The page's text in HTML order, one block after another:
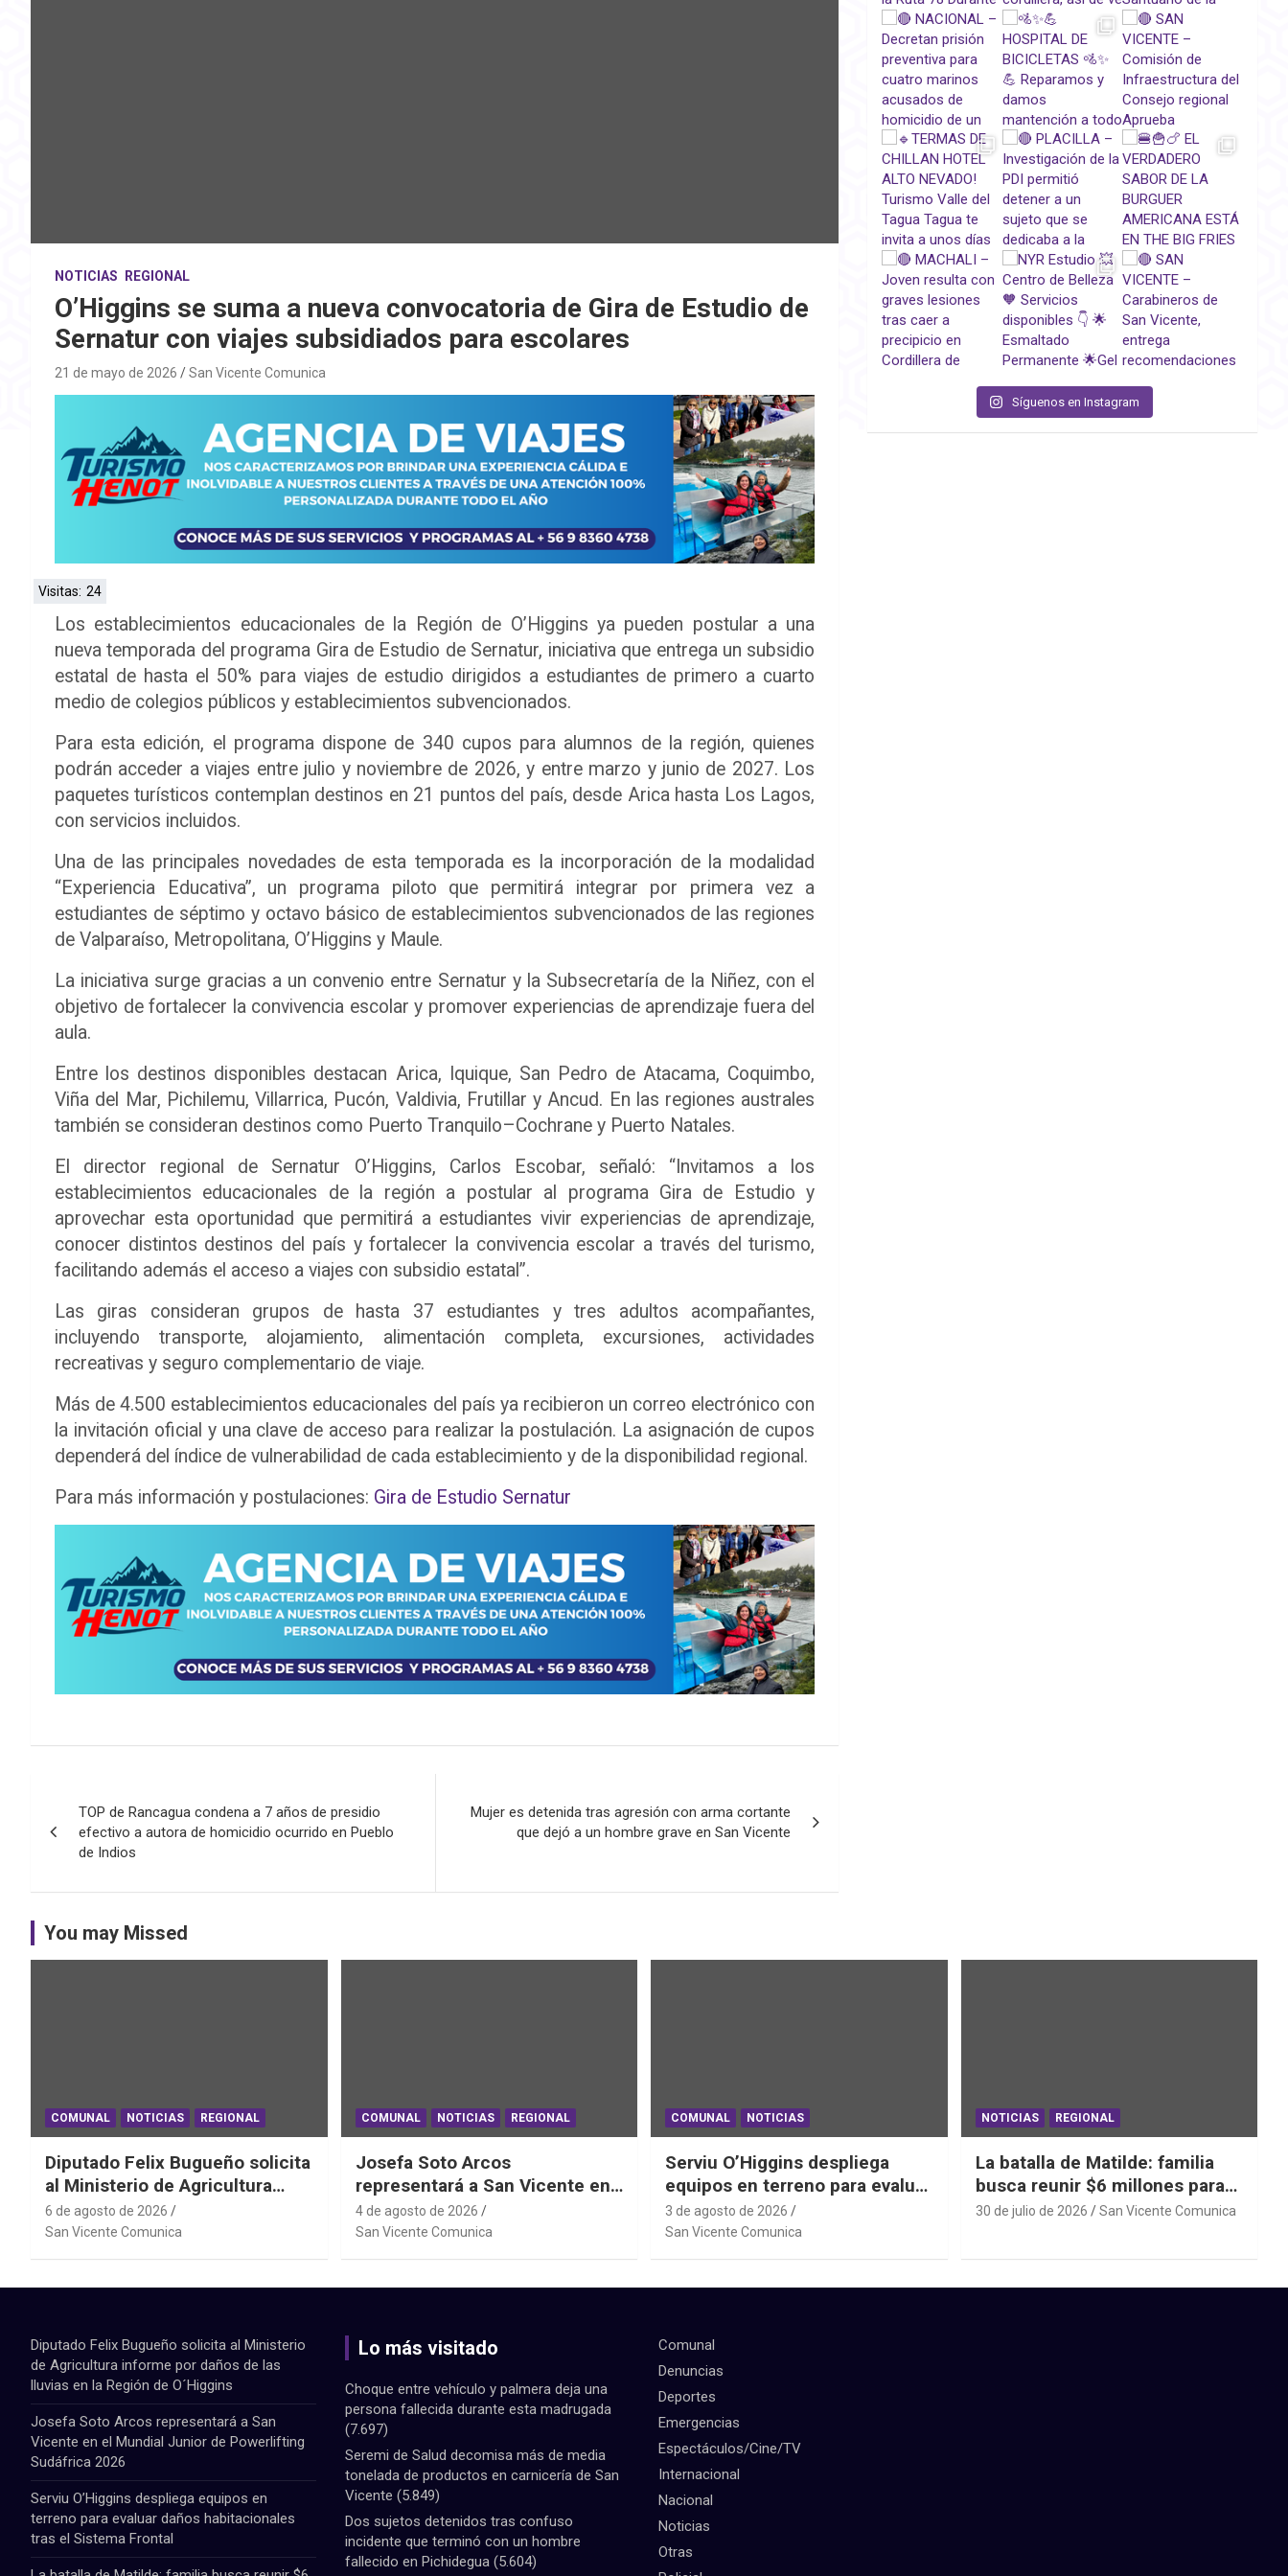
NOTICIAS REGIONAL
O’Higgins se suma a nueva convocatoria de Gira de Estudio de
Sernatur con viajes subsidiados para escolares
21 de mayo de 2026 San Vicente Comunica
Visitas: 24
Los establecimientos educacionales de la Región de O’Higgins ya pueden postular a una
nueva temporada del programa Gira de Estudio de Sernatur, iniciativa que entrega un subsidio
estatal de hasta el 50% para viajes de estudio dirigidos a estudiantes de primero a cuarto
medio de colegios públicos y establecimientos subvencionados.
Para esta edición, el programa dispone de 340 cupos para alumnos de la región, quienes
podrán acceder a viajes entre julio y noviembre de 2026, y entre marzo y junio de 2027. Los
paquetes turísticos contemplan destinos en 21 puntos del país, desde Arica hasta Los Lagos,
con servicios incluidos.
Una de las principales novedades de esta temporada es la incorporación de la modalidad
“Experiencia Educativa”, un programa piloto que permitirá integrar por primera vez a
estudiantes de séptimo y octavo básico de establecimientos subvencionados de las regiones
de Valparaíso, Metropolitana, O’Higgins y Maule.
La iniciativa surge gracias a un convenio entre Sernatur y la Subsecretaría de la Niñez, con el
objetivo de fortalecer la convivencia escolar y promover experiencias de aprendizaje fuera del
aula.
Entre los destinos disponibles destacan Arica, Iquique, San Pedro de Atacama, Coquimbo,
Viña del Mar, Pichilemu, Villarrica, Pucón, Valdivia, Frutillar y Ancud. En las regiones australes
también se consideran destinos como Puerto Tranquilo–Cochrane y Puerto Natales.
El director regional de Sernatur O’Higgins, Carlos Escobar, señaló: “Invitamos a los
establecimientos educacionales de la región a postular al programa Gira de Estudio y
aprovechar esta oportunidad que permitirá a estudiantes vivir experiencias de aprendizaje,
conocer distintos destinos del país y fortalecer la convivencia escolar a través del turismo,
facilitando además el acceso a viajes con subsidio estatal”.
Las giras consideran grupos de hasta 37 estudiantes y tres adultos acompañantes,
incluyendo transporte, alojamiento, alimentación completa, excursiones, actividades
recreativas y seguro complementario de viaje.
Más de 4.500 establecimientos educacionales del país ya recibieron un correo electrónico con
la invitación oficial y una clave de acceso para realizar la postulación. La asignación de cupos
dependerá del índice de vulnerabilidad de cada establecimiento y de la disponibilidad regional.
Para más información y postulaciones: Gira de Estudio Sernatur
de
TOP de Rancagua condena a 7 años de presidio
efectivo a autora de homicidio ocurrido en Pueblo
de Indios
Mujer es detenida tras agresión con arma cortante
que dejó a un hombre grave en San Vicente
Síguenos en Instagram
You may Missed
COMUNAL NOTICIAS REGIONAL
Diputado Felix Bugueño solicita
al Ministerio de Agricultura
informe por daños de las lluvias
en la Región de O´Higgins
6 de agosto de 2026
San Vicente Comunica
COMUNAL NOTICIAS REGIONAL
Josefa Soto Arcos
representará a San Vicente en
el Mundial Junior de
Powerlifting Sudáfrica 2026
4 de agosto de 2026
San Vicente Comunica
COMUNAL NOTICIAS
Serviu O’Higgins despliega
equipos en terreno para evaluar
daños habitacionales tras el
Sistema Frontal
3 de agosto de 2026
San Vicente Comunica
NOTICIAS REGIONAL
La batalla de Matilde: familia
busca reunir $6 millones para
una cirugía que no puede
30 de julio de 2026 San Vicente Comunica
Diputado Felix Bugueño solicita al Ministerio
de Agricultura informe por daños de las
lluvias en la Región de O´Higgins
Josefa Soto Arcos representará a San
Vicente en el Mundial Junior de Powerlifting
Sudáfrica 2026
Serviu O’Higgins despliega equipos en
terreno para evaluar daños habitacionales
tras el Sistema Frontal
Lo más visitado
Choque entre vehículo y palmera deja una
persona fallecida durante esta madrugada
(7.697)
Seremi de Salud decomisa más de media
tonelada de productos en carnicería de San
Vicente (5.849)
Dos sujetos detenidos tras confuso
incidente que terminó con un hombre
fallecido en Pichidegua (5.604)
Comunal
Denuncias
Deportes
Emergencias
Espectáculos/Cine/TV
Internacional
Nacional
Noticias
Otras